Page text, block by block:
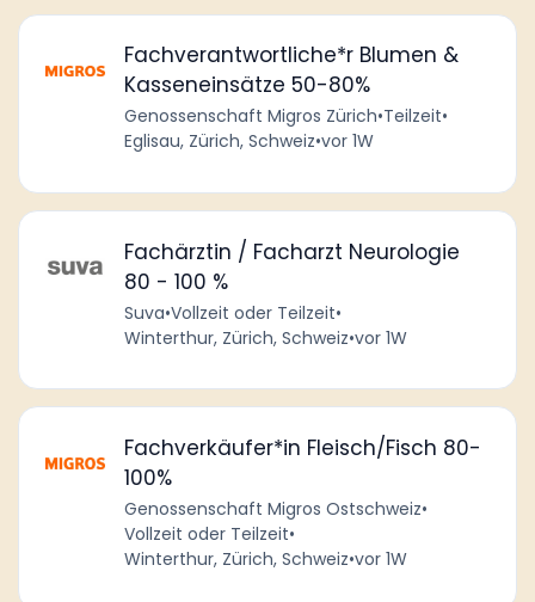
Fachverantwortliche*r Blumen &
Kasseneinsätze 50-80%
Genossenschaft Migros Zürich•Teilzeit•
Eglisau, Zürich, Schweiz•vor 1W
Fachärztin / Facharzt Neurologie
80 - 100 %
Suva•Vollzeit oder Teilzeit•
Winterthur, Zürich, Schweiz•vor 1W
Fachverkäufer*in Fleisch/Fisch 80-
100%
Genossenschaft Migros Ostschweiz•
Vollzeit oder Teilzeit•
Winterthur, Zürich, Schweiz•vor 1W